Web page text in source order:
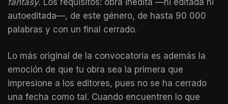
autoeditada—, de este género, de hasta 90 000
palabras y con un final cerrado.
Lo más original de la convocatoria es además la
emoción de que tu obra sea la primera que
impresione a los editores, pues no se ha cerrado
una fecha como tal. Cuando encuentren lo que